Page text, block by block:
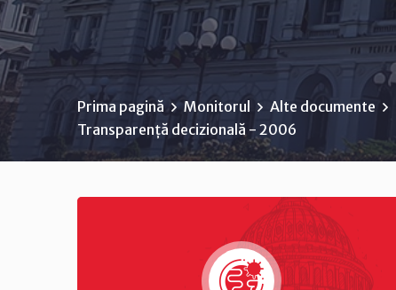
Prima pagină Monitorul Alte documente
Transparență decizională - 2006